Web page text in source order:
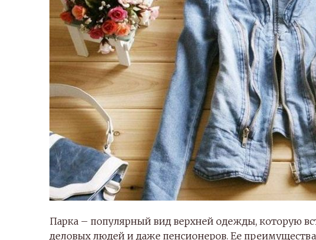
Парка – популярный вид верхней одежды, которую
деловых людей и даже пенсионеров. Ее